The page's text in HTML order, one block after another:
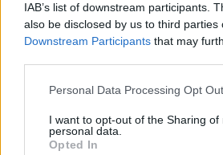
IAB’s list of downstream participants.
also be disclosed by us to third parties
Downstream Participants that may
Personal Data Processing Opt
I want to opt-out of the Sharing of
personal data.
Opted In
realizzi ad hoc l’infrastruttura è qualcosa
. “La nostra esperienza con
non solo per la qualità delle sue